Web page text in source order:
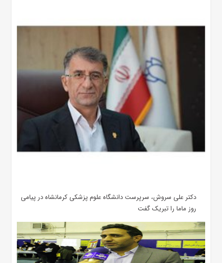
دکتر علی سروش، سرپرست دانشگاه علوم پزشکی کرمانشاه در پیامی
روز ماما را تبریک گفت